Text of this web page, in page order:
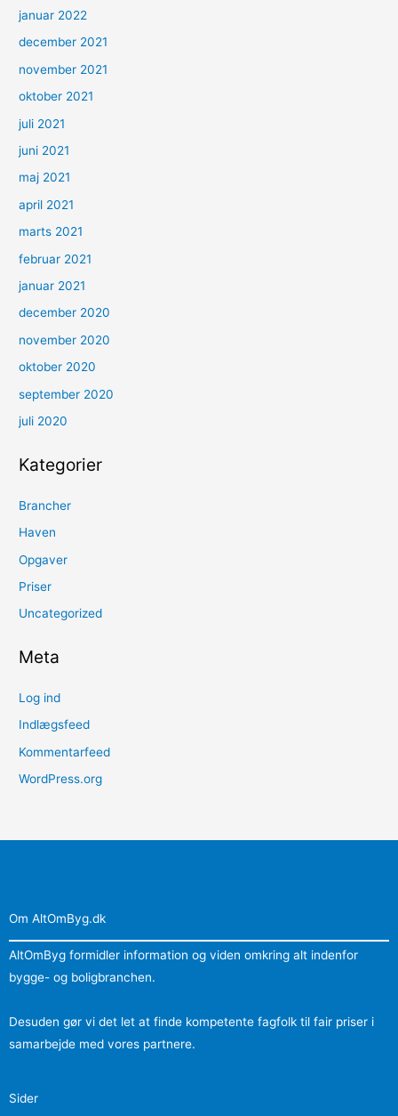
januar 2022
december 2021
november 2021
oktober 2021
juli 2021
juni 2021
maj 2021
april 2021
marts 2021
februar 2021
januar 2021
december 2020
november 2020
oktober 2020
september 2020
juli 2020
Kategorier
Brancher
Haven
Opgaver
Priser
Uncategorized
Meta
Log ind
Indlægsfeed
Kommentarfeed
WordPress.org
Om AltOmByg.dk
AltOmByg formidler information og viden omkring alt indenfor
bygge- og boligbranchen.
Desuden gør vi det let at finde kompetente fagfolk til fair priser i
samarbejde med vores partnere.
Sider